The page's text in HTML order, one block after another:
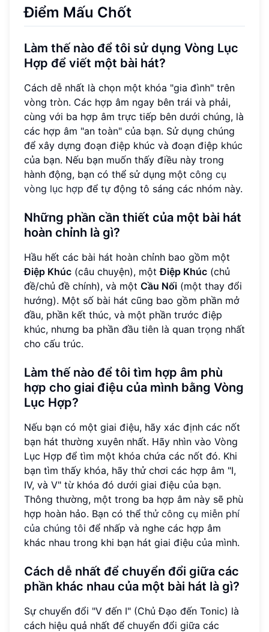
Điểm Mấu Chốt
Làm thế nào để tôi sử dụng Vòng Lục
Hợp để viết một bài hát?
Cách dễ nhất là chọn một khóa "gia đình" trên
vòng tròn. Các hợp âm ngay bên trái và phải,
cùng với ba hợp âm trực tiếp bên dưới chúng, là
các hợp âm "an toàn" của bạn. Sử dụng chúng
để xây dựng đoạn điệp khúc và đoạn điệp khúc
của bạn. Nếu bạn muốn thấy điều này trong
hành động, bạn có thể sử dụng một công cụ
vòng lục hợp để tự động tô sáng các nhóm này.
Những phần cần thiết của một bài hát
hoàn chỉnh là gì?
Hầu hết các bài hát hoàn chỉnh bao gồm một
Điệp Khúc (câu chuyện), mộtĐiệp Khúc (chủ
đề/chủ đề chính), và một Cầu Nối (một thay đổi
hướng). Một số bài hát cũng bao gồm phần mở
đầu, phần kết thúc, và một phần trước điệp
khúc, nhưng ba phần đầu tiên là quan trọng nhất
cho cấu trúc.
Làm thế nào để tôi tìm hợp âm phù
hợp cho giai điệu của mình bằng Vòng
Lục Hợp?
Nếu bạn có một giai điệu, hãy xác định các nốt
bạn hát thường xuyên nhất. Hãy nhìn vào Vòng
Lục Hợp để tìm một khóa chứa các nốt đó. Khi
bạn tìm thấy khóa, hãy thử chơi các hợp âm "I,
IV, và V" từ khóa đó dưới giai điệu của bạn.
Thông thường, một trong ba hợp âm này sẽ phù
hợp hoàn hảo. Bạn có thể thử công cụ miễn phí
của chúng tôi để nhấp và nghe các hợp âm
khác nhau trong khi bạn hát giai điệu của mình.
Cách dễ nhất để chuyển đổi giữa các
phần khác nhau của một bài hát là gì?
Sự chuyển đổi "V đến I" (Chủ Đạo đến Tonic) là
cách hiệu quả nhất để chuyển đổi giữa các